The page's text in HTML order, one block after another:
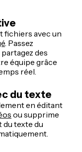
fichiers avec un
. Passez
des
équipe grâce
réel.
du texte
en éditant
ou supprime
texte du